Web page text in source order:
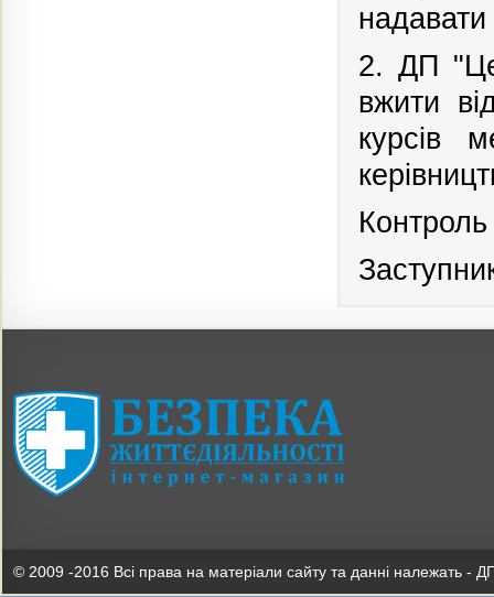
надавати
2. ДП
вжити
курсів
© 2009 -2016 Всі права на матеріали сайту та данні належать -